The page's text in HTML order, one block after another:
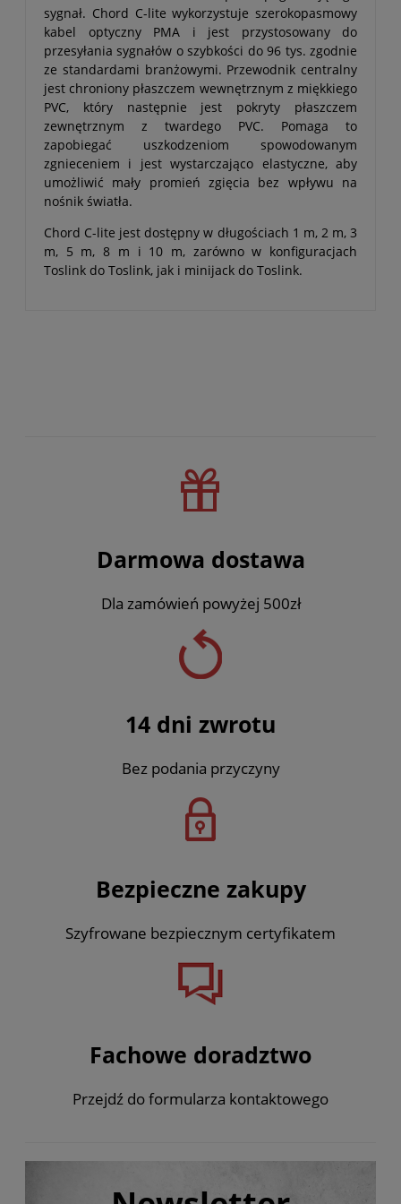
sygnał. Chord C-lite wykorzystuje szerokopasmowy
kabel optyczny PMA i jest przystosowany do
przesyłania sygnałów o szybkości do 96 tys. zgodnie
ze standardami branżowymi. Przewodnik centralny
jest chroniony płaszczem wewnętrznym z miękkiego
PVC, który następnie jest pokryty płaszczem
zewnętrznym z twardego PVC. Pomaga to
zapobiegać uszkodzeniom spowodowanym
zgnieceniem i jest wystarczająco elastyczne, aby
umożliwić mały promień zgięcia bez wpływu na
nośnik światła.
Chord C-lite jest dostępny w długościach 1 m, 2 m, 3
m, 5 m, 8 m i 10 m, zarówno w konfiguracjach
Toslink do Toslink, jak i minijack do Toslink.
Darmowa dostawa
Dla zamówień powyżej 500zł
14 dni zwrotu
Bez podania przyczyny
Bezpieczne zakupy
Szyfrowane bezpiecznym certyfikatem
Fachowe doradztwo
Przejdź do formularza kontaktowego